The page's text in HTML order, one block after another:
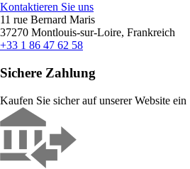
Kontaktieren Sie uns
11 rue Bernard Maris
37270 Montlouis-sur-Loire, Frankreich
+33 1 86 47 62 58
Sichere Zahlung
Kaufen Sie sicher auf unserer Website ein